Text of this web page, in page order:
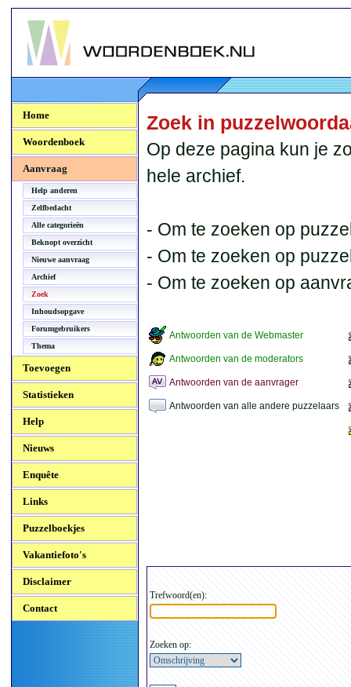
Woordenboek.NU
Home
Woordenboek
Aanvraag
Help anderen
Zelfbedacht
Alle categorieën
Beknopt overzicht
Nieuwe aanvraag
Archief
Zoek
Inhoudsopgave
Forumgebruikers
Thema
Toevoegen
Statistieken
Help
Nieuws
Enquête
Links
Puzzelboekjes
Vakantiefoto's
Disclaimer
Contact
Zoek in
Op deze pagina kun je
hele archief.
- Om te zoeken op
- Om te zoeken op
- Om te zoeken op
Antwoorden van de Webmaster
Antwoorden van de moderators
Antwoorden van de aanvrager
Antwoorden van alle andere puzzelaars
Trefwoord(en):
Zoeken op: